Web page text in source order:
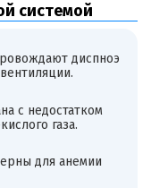
системой
диспноэ
с недостатком
газа.
для анемии